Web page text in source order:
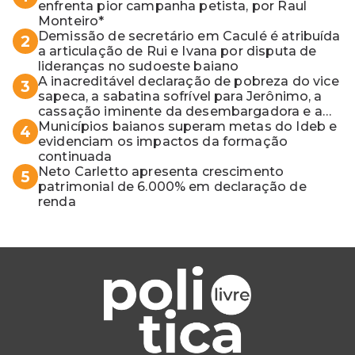
enfrenta pior campanha petista, por Raul
Monteiro*
2
Demissão de secretário em Caculé é atribuída
a articulação de Rui e Ivana por disputa de
lideranças no sudoeste baiano
3 A inacreditável declaração de pobreza do vice
sapeca, a sabatina sofrível para Jerônimo, a
cassação iminente da desembargadora e a
vaga do Quinto para o MP baiano
4
Municípios baianos superam metas do Ideb e
evidenciam os impactos da formação
continuada
5
Neto Carletto apresenta crescimento
patrimonial de 6.000% em declaração de
renda